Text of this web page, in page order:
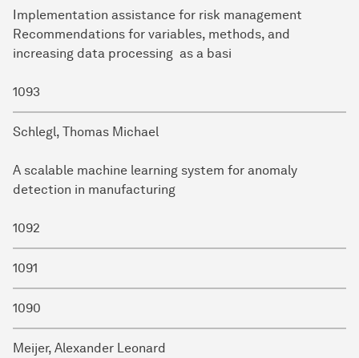
Implementation assistance for risk management
Recommendations for variables, methods, and
increasing data processing as a basi
1093
Schlegl, Thomas Michael
A scalable machine learning system for anomaly
detection in manufacturing
1092
1091
1090
Meijer, Alexander Leonard